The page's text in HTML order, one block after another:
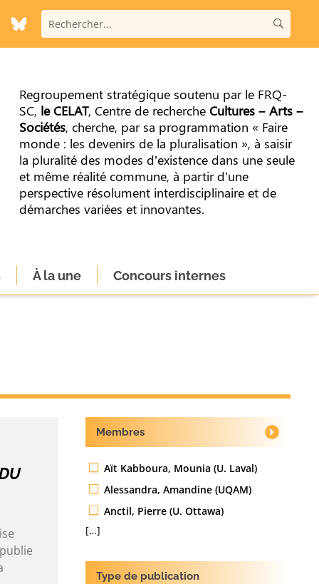
Regroupement stratégique soutenu par le FRQ-
SC, le CELAT, Centre de recherche Cultures – Arts –
Sociétés, cherche, par sa programmation « Faire
monde : les devenirs de la pluralisation », à saisir
la pluralité des modes d’existence dans une seule
et même réalité commune, à partir d’une
perspective résolument interdisciplinaire et de
démarches variées et innovantes.
À la une Concours internes
Membres
Aït Kabboura, Mounia (U. Laval)
Alessandra, Amandine (UQAM)
Anctil, Pierre (U. Ottawa)
[…]
Type de publication